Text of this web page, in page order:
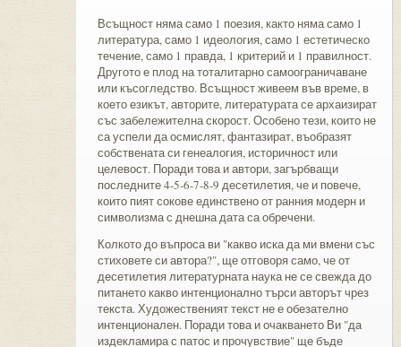
Всъщност няма само 1 поезия, както няма само 1
литература, само 1 идеология, само 1 естетическо
течение, само 1 правда, 1 критерий и 1 правилност.
Другото е плод на тоталитарно самоограничаване
или късогледство. Всъщност живеем във време, в
което езикът, авторите, литературата се архаизират
със забележителна скорост. Особено тези, които не
са успели да осмислят, фантазират, въобразят
собствената си генеалогия, историчност или
целевост. Поради това и автори, загърбващи
последните 4-5-6-7-8-9 десетилетия, че и повече,
които пият сокове единствено от ранния модерн и
символизма с днешна дата са обречени.
Колкото до въпроса ви "какво иска да ми вмени със
стиховете си автора?", ще отговоря само, че от
десетилетия литературната наука не се свежда до
питането какво интенционално търси авторът чрез
текста. Художественият текст не е обезателно
интенционален. Поради това и очакването Ви "да
издекламира с патос и прочувствие" ще бъде